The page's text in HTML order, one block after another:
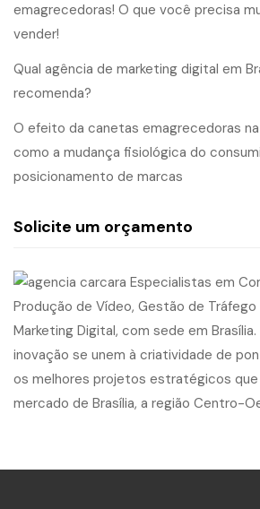
emagrecedoras! O que você precisa
vender!
Qual agência de marketing digital em
recomenda?
O efeito da canetas emagrecedoras
como a mudança fisiológica do
posicionamento de marcas
Solicite um orçamento